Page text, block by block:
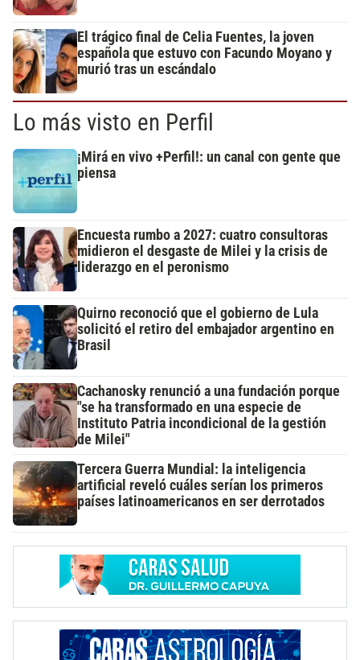
El trágico final de Celia Fuentes, la joven
española que estuvo con Facundo Moyano y
murió tras un escándalo
Lo más visto en Perfil
¡Mirá en vivo +Perfil!: un canal con gente que
piensa
Encuesta rumbo a 2027: cuatro consultoras
midieron el desgaste de Milei y la crisis de
liderazgo en el peronismo
Quirno reconoció que el gobierno de Lula
solicitó el retiro del embajador argentino en
Brasil
Cachanosky renunció a una fundación porque
"se ha transformado en una especie de
Instituto Patria incondicional de la gestión
de Milei"
Tercera Guerra Mundial: la inteligencia
artificial reveló cuáles serían los primeros
países latinoamericanos en ser derrotados